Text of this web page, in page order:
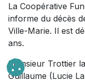
La Coopérative
informe du décès
Ville-Marie. Il est
ans.
Monsieur Trottier
Guillaume (Lucie